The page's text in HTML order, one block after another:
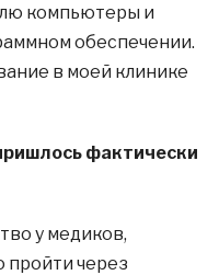
компьютеры и
обеспечении.
в моей клинике
фактически
у медиков,
через